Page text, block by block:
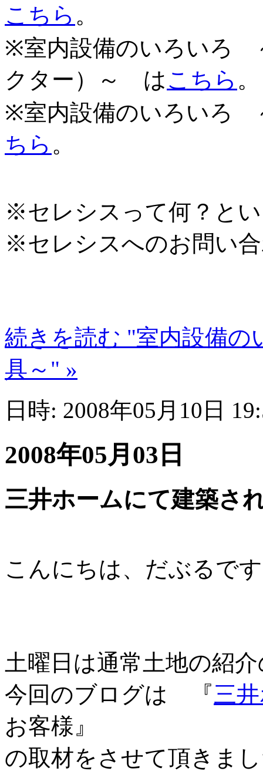
こちら 。
※室内設備のいろいろ
クター）～ はこちら 。
※室内設備のいろいろ
ちら 。
※セレシスって何？と
※セレシスへのお問い
続きを読む "室内設備
具～" »
日時: 2008年05月10日
2008年05月03日
三井ホームにて建築さ
こんにちは、だぶるで
土曜日は通常土地の紹
今回のブログは 『三
お客様』
の取材をさせて頂きま